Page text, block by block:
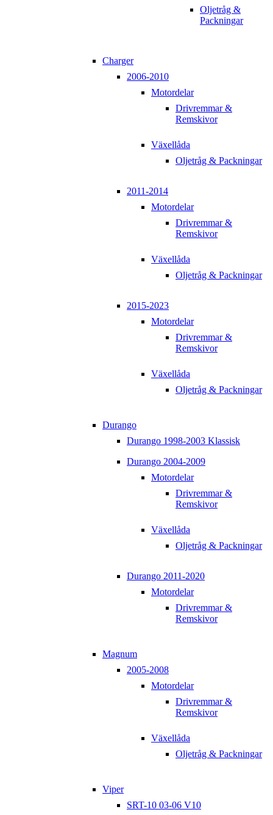
Oljetråg &
Packningar
Charger
2006-2010
Motordelar
Drivremmar &
Remskivor
Växellåda
Oljetråg & Packningar
2011-2014
Motordelar
Drivremmar &
Remskivor
Växellåda
Oljetråg & Packningar
2015-2023
Motordelar
Drivremmar &
Remskivor
Växellåda
Oljetråg & Packningar
Durango
Durango 1998-2003 Klassisk
Durango 2004-2009
Motordelar
Drivremmar &
Remskivor
Växellåda
Oljetråg & Packningar
Durango 2011-2020
Motordelar
Drivremmar &
Remskivor
Magnum
2005-2008
Motordelar
Drivremmar &
Remskivor
Växellåda
Oljetråg & Packningar
Viper
SRT-10 03-06 V10